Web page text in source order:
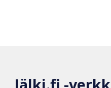
Jälki.fi -